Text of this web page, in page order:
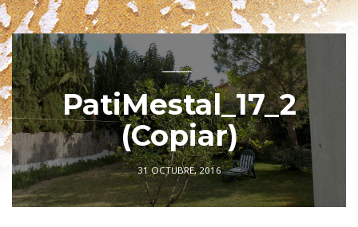
––––––––––––
PatiMestal_17_2
(Copiar)
31 OCTUBRE, 2016